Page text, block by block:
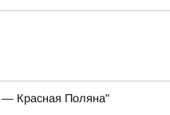
— Красная Поляна"